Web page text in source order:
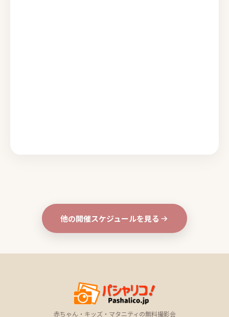
他の開催スケジュールを見る
赤ちゃん・キッズ・マタニティの無料撮影会